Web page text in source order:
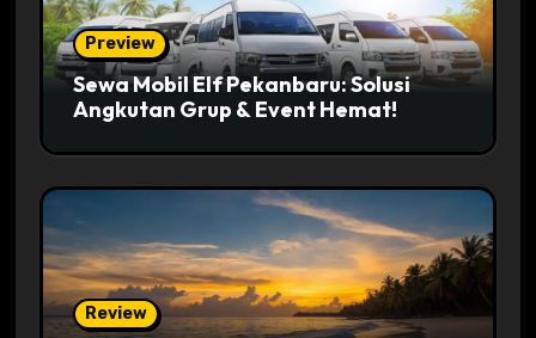
Preview
Sewa Mobil Elf Pekanbaru: Solusi
Angkutan Grup & Event Hemat!
Review